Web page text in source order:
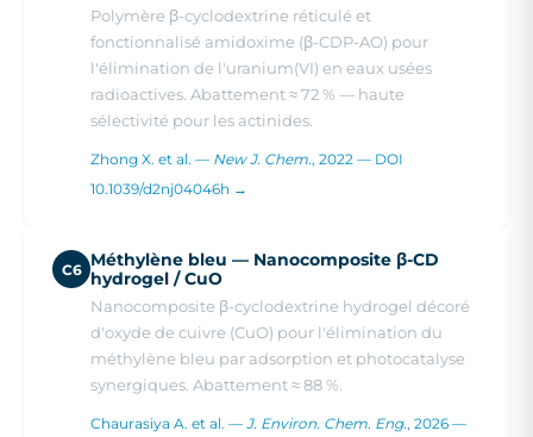
Polymère β-cyclodextrine réticulé et
fonctionnalisé amidoxime (β-CDP-AO) pour
l'élimination de l'uranium(VI) en eaux usées
radioactives. Abattement ≈ 72 % — haute
sélectivité pour les actinides.
Zhong X. et al. — New J. Chem., 2022 — DOI
10.1039/d2nj04046h →
C6 Méthylène bleu — Nanocomposite β-CD
hydrogel / CuO
Nanocomposite β-cyclodextrine hydrogel décoré
d'oxyde de cuivre (CuO) pour l'élimination du
méthylène bleu par adsorption et photocatalyse
synergiques. Abattement ≈ 88 %.
Chaurasiya A. et al. — J. Environ. Chem. Eng., 2026 —